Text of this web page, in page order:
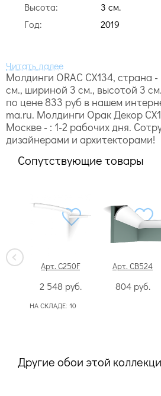
Высота:
3 cм.
Год:
2019
Молдинги ORAC CX134, страна
cм., шириной 3 cм., высотой 3
по цене 833 руб в нашем
ma.ru. Молдинги Орак Декор
Москве - : 1-2 рабочих дня.
дизайнерами и архитекторами!
Сопутствующие товары
Арт. C250F
2 548 руб.
НА СКЛАДЕ: 10
Арт. CB524
804 руб.
Другие обои этой